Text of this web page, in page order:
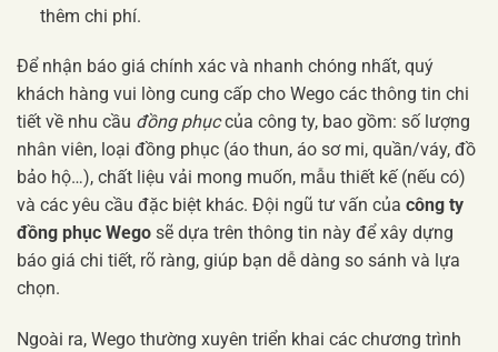
thêm chi phí.
Để nhận báo giá chính xác và nhanh chóng nhất, quý
khách hàng vui lòng cung cấp cho Wego các thông tin chi
tiết về nhu cầu đồng phụccủa công ty, bao gồm: số lượng
nhân viên, loại đồng phục (áo thun, áo sơ mi, quần/váy, đồ
bảo hộ…), chất liệu vải mong muốn, mẫu thiết kế (nếu có)
và các yêu cầu đặc biệt khác. Đội ngũ tư vấn của công ty
đồng phục Wego sẽ dựa trên thông tin này để xây dựng
báo giá chi tiết, rõ ràng, giúp bạn dễ dàng so sánh và lựa
chọn.
Ngoài ra, Wego thường xuyên triển khai các chương trình